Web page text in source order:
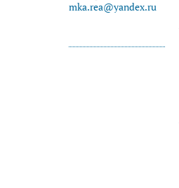
mka.rea@yandex.ru